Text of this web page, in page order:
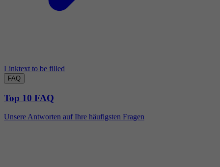
Linktext to be filled
FAQ
Top 10 FAQ
Unsere Antworten auf Ihre häufigsten Fragen